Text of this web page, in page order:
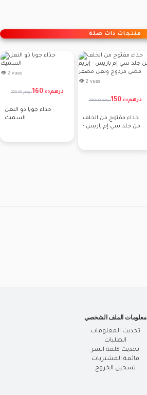
منتجات ذات صلة
👁 2 vues
200.00 درهم160. 00درهم
حذاء جويا ذو النعل
السميك
👁 2 vues
350.00 درهم150. 00درهم
حذاء مفتوح من الخلف
من جلد سي إم باريس -
معلومات الملف الشخصي
تحديث المعلومات
الطلبات
تحديث كلمة السر
قائمة المشتريات
تسجيل الخروج